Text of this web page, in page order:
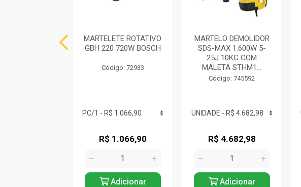
MARTELETE ROTATIVO
GBH 220 720W BOSCH
Código: 72933
R$ 1.066,90
Adicionar
MARTELO DEMOLIDOR
SDS-MAX 1.600W 5-
25J 10KG COM
MALETA STHM1...
Código: 745592
R$ 4.682,98
Adicionar